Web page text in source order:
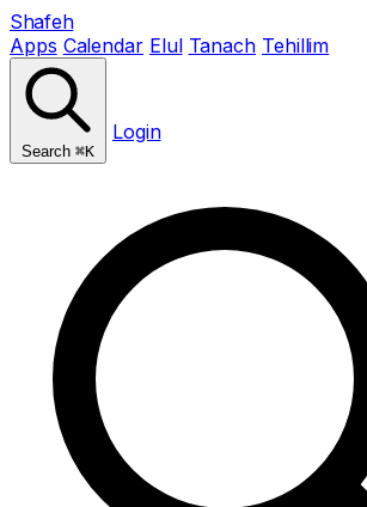
Shafeh
Apps Calendar Elul Tanach Tehillim
Search ⌘K
Login